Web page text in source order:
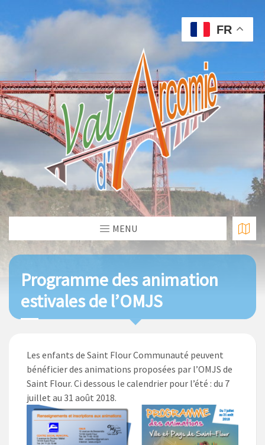
MENU
Programme des animation
estivales de l’OMJS
Les enfants de Saint Flour Communauté peuvent
bénéficier des animations proposées par l’OMJS de
Saint Flour. Ci dessous le calendrier pour l’été : du 7
juillet au 31 août 2018.
FR